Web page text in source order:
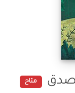
متاح